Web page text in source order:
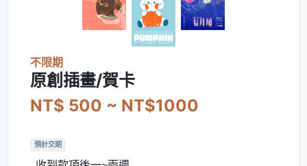
不限期
原創插畫/賀卡
NT$ 500 ~ NT$1000
預計交期